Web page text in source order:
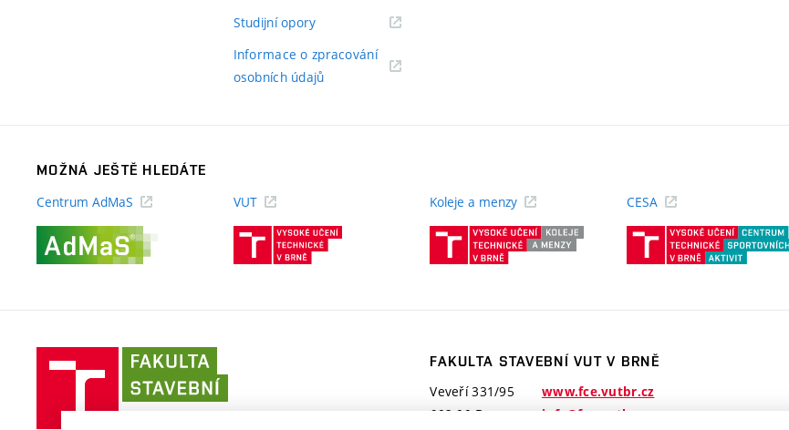
Studijní opory(externí
Informace o zpracování
osobních údajů(externí
MOŽNÁ JEŠTĚ HLEDÁTE
Centrum AdMaS
VUT
(externí
Koleje a menzy
(externí
CESA
stavební
VUT
FAKULTA STAVEBNÍ VUT V BRNĚ
Veveří 331/95
602 00 Brno
www.fce.vutbr.cz
info@fce.vutbr.cz